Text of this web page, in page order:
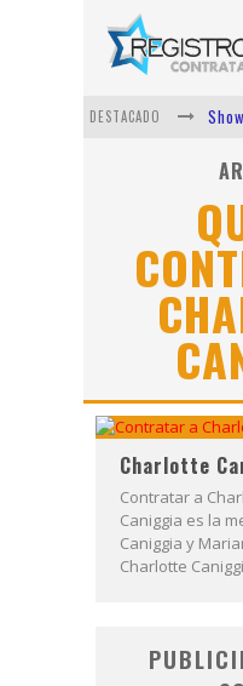
DESTACADO
Lit
Duki
Vi
Los
Charlotte
Contratar a
Caniggia es la
Caniggia y
Charlotte